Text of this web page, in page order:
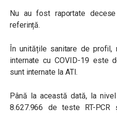
Nu au fost raportate
referință.
În unitățile sanitare de profil,
internate cu COVID-19 este
sunt internate la ATI.
Până la această dată, la
8.627.966 de teste RT-